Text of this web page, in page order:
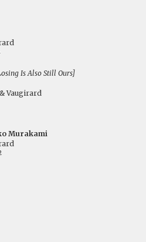
Is Also Still Ours]
Vaugirard
Murakami